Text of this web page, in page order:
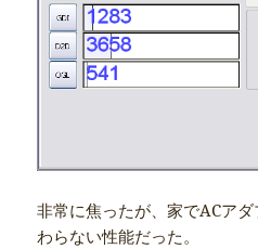
非常に焦ったが、家でACア
わらない性能だった。